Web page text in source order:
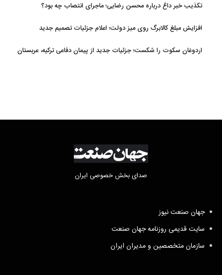
تکذیب خبر داغ درباره محسن رضایی؛ ماجرای انتصاب چه بود؟
افزایش مبلغ کالابرگ روی میز دولت؛ اعلام جزئیات تصمیم جدید
اردوغان سکوت را شکست؛ جزئیات جدید از پیمان دفاعی ترکیه، عربستان
صدای بخش خصوصی ایران
جهان صنعت نیوز
سایت قدیمی روزنامه جهان صنعت
سازمان متخصصین و مدیران ایران